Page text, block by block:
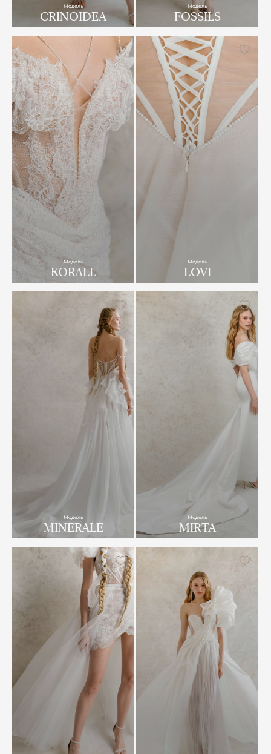
Модель
CRINOIDEA
Модель
FOSSILS
Модель
KORALL
Модель
LOVI
Модель
MINERALE
Модель
MIRTA